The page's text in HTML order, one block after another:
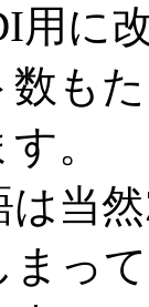
用に
数も
。
当
まっ